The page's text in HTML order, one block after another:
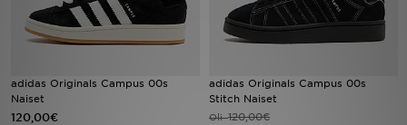
adidas Originals Campus 00s
Naiset
120,00€
adidas Originals Campus 00s
Stitch Naiset
Oli120,00€
Tuotemerkit
Jalkapallo